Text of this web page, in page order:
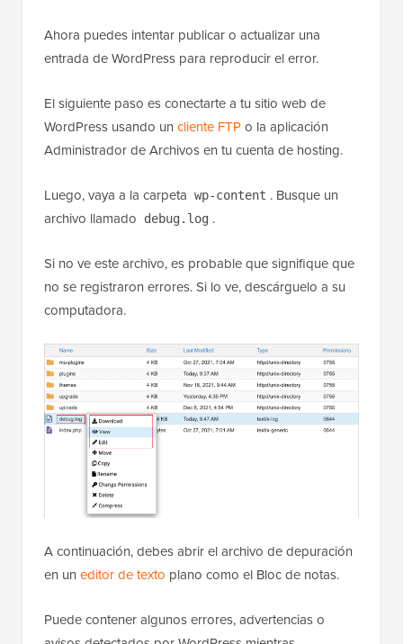
Ahora puedes intentar publicar o actualizar una
entrada de WordPress para reproducir el error.
El siguiente paso es conectarte a tu sitio web de
WordPress usando un cliente FTPo la aplicación
Administrador de Archivos en tu cuenta de hosting.
Luego, vaya a la carpeta wp-content . Busque un
archivo llamado
debug.log .
Si no ve este archivo, es probable que signifique que
no se registraron errores. Si lo ve, descárguelo a su
computadora.
A continuación, debes abrir el archivo de depuración
en un editor de texto plano como el Bloc de notas.
Puede contener algunos errores, advertencias o